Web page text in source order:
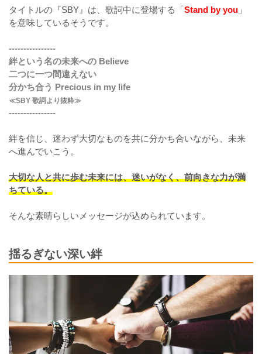
タイトルの『SBY』は、歌詞中に登場する「Stand by you 」
を意味しているそうです。
----------------
絆という名の未来への Believe
二つに一つ間違えない
分かち合う Precious in my life
≪SBY 歌詞より抜粋≫
----------------
絆を信じ、迷わず大切なものを共に分かち合いながら、未来
へ進んでいこう。
大切な人と共に歩む未来には、迷いがなく、前向きな力が満
ちている。
そんな素晴らしいメッセージが込められています。
揺るぎない深い絆